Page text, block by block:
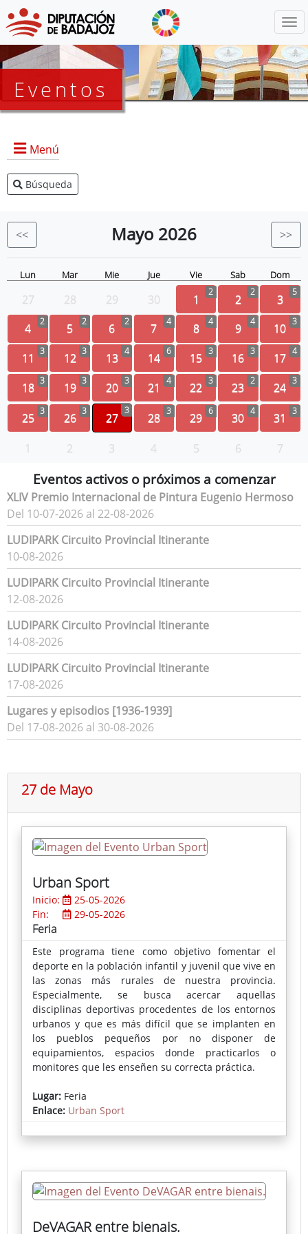
Eventos
Menú
Agenda Presidencia
Eventos
Búsqueda
<< Mayo 2026 >>
Lun Mar Mie Jue Vie Sab Dom
27 28 29 30 1 2 2 2 3 5
4 2 5 2 6 2 7 4 8 4 9 4 10 3
11 3 12 3 13 4 14 6 15 3 16 3 17 4
18 3 19 3 20 3 21 4 22 3 23 2 24 3
25 3 26 3 27
3
28 3 29 6 30 4 31 3
1 2 3 4 5 6 7
Eventos activos o próximos a comenzar
XLIV Premio Internacional de Pintura Eugenio Hermoso
Del 10-07-2026 al 22-08-2026
LUDIPARK Circuito Provincial Itinerante
10-08-2026
LUDIPARK Circuito Provincial Itinerante
12-08-2026
LUDIPARK Circuito Provincial Itinerante
14-08-2026
LUDIPARK Circuito Provincial Itinerante
17-08-2026
Lugares y episodios [1936-1939]
Del 17-08-2026 al 30-08-2026
27 de Mayo
Urban Sport
Inicio:
25-05-2026
Fin:
29-05-2026
Feria
Este programa tiene como objetivo fomentar el
deporte en la población infantil y juvenil que vive en
las zonas más rurales de nuestra provincia.
Especialmente, se busca acercar aquellas
disciplinas deportivas procedentes de los entornos
urbanos y que es más difícil que se implanten en
los pueblos pequeños por no disponer de
equipamientos, espacios donde practicarlos o
monitores que les enseñen su correcta práctica.
En cada localidad se instala una pista deportiva
portátil donde se puede practicar skate, voleibol,
actividades muy demandadas por los más jóvenes.
Ayuntamiento o en la propia pista el día del evento.
Lugar: Feria
Enlace: Urban Sport
DeVAGAR entre bienais.